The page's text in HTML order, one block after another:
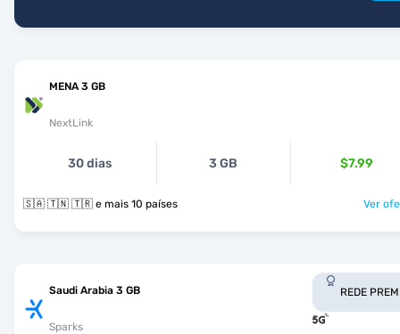
MENA 3 GB
NextLink
30 dias 3 GB $7.99
🇸🇦 🇹🇳 🇹🇷 e mais 10 países Ver
Saudi Arabia 3 GB
Sparks
REDE